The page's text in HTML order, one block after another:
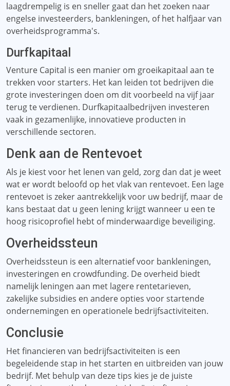
laagdrempelig is en sneller gaat dan het zoeken naar
engelse investeerders, bankleningen, of het halfjaar van
overheidsprogramma's.
Durfkapitaal
Venture Capital is een manier om groeikapitaal aan te
trekken voor starters. Het kan leiden tot bedrijven die
grote investeringen doen om dit voorbeeld na vijf jaar
terug te verdienen. Durfkapitaalbedrijven investeren
vaak in gezamenlijke, innovatieve producten in
verschillende sectoren.
Denk aan de Rentevoet
Als je kiest voor het lenen van geld, zorg dan dat je weet
wat er wordt beloofd op het vlak van rentevoet. Een lage
rentevoet is zeker aantrekkelijk voor uw bedrijf, maar de
kans bestaat dat u geen lening krijgt wanneer u een te
hoog risicoprofiel hebt of minderwaardige beveiliging.
Overheidssteun
Overheidssteun is een alternatief voor bankleningen,
investeringen en crowdfunding. De overheid biedt
namelijk leningen aan met lagere rentetarieven,
zakelijke subsidies en andere opties voor startende
ondernemingen en operationele bedrijfsactiviteiten.
Conclusie
Het financieren van bedrijfsactiviteiten is een
begeleidende stap in het starten en uitbreiden van jouw
bedrijf. Met behulp van deze tips kies je de juiste